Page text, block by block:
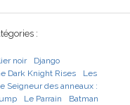
:
noir
Django
Dark Knight Rises
Les
Seigneur des anneaux :
Le Parrain Batman